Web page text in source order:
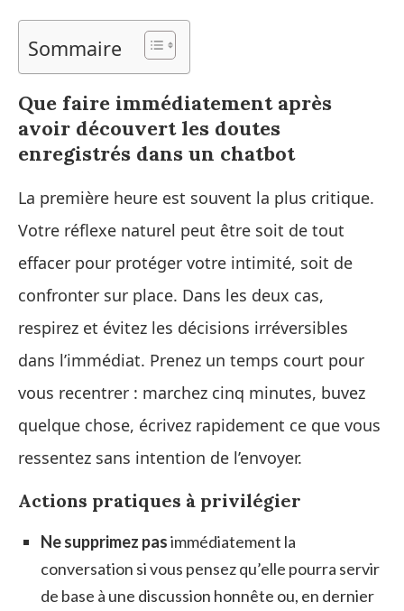
Sommaire
Que faire immédiatement après
avoir découvert les doutes
enregistrés dans un chatbot
La première heure est souvent la plus critique.
Votre réflexe naturel peut être soit de tout
effacer pour protéger votre intimité, soit de
confronter sur place. Dans les deux cas,
respirez et évitez les décisions irréversibles
dans l’immédiat. Prenez un temps court pour
vous recentrer : marchez cinq minutes, buvez
quelque chose, écrivez rapidement ce que vous
ressentez sans intention de l’envoyer.
Actions pratiques à privilégier
Ne supprimez pasimmédiatement la
conversation si vous pensez qu’elle pourra servir
de base à une discussion honnête ou, en dernier